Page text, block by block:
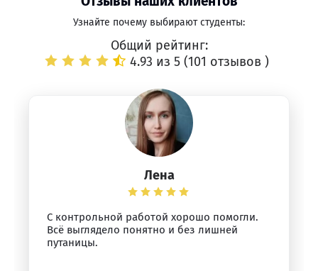
Узнайте почему выбирают студенты:
Общий рейтинг:
4.93 из 5 (101 отзывов )
Лена
С контрольной работой хорошо помогли.
Всё выглядело понятно и без лишней
путаницы.